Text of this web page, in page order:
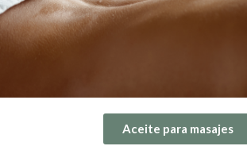
Aceite para masajes